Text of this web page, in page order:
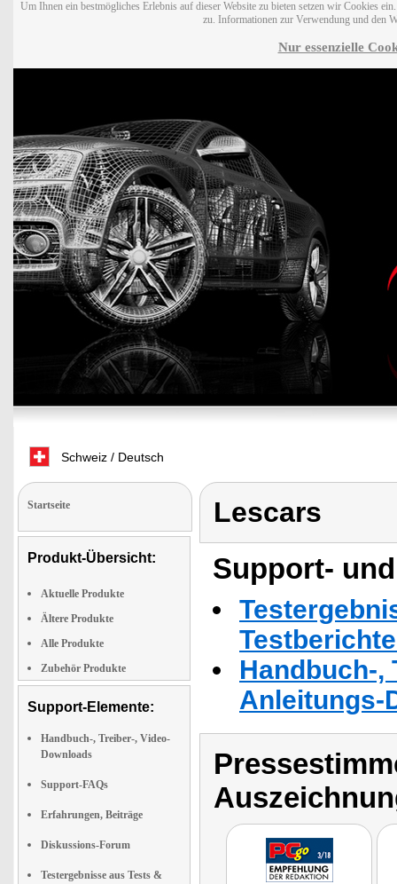
Um Ihnen ein bestmögliches Erlebnis auf dieser Website zu bieten setzen wir Cookies
zu. Informationen zur Verwendung und den
Nur essenzielle
Schweiz / Deutsch
Startseite
Produkt-Übersicht:
Aktuelle Produkte
Ältere Produkte
Alle Produkte
Zubehör Produkte
Support-Elemente:
Handbuch-, Treiber-, Video-
Downloads
Support-FAQs
Erfahrungen, Beiträge
Diskussions-Forum
Testergebnisse aus Tests &
Lescars
Support-
Handbuch-,
Anleitungs-